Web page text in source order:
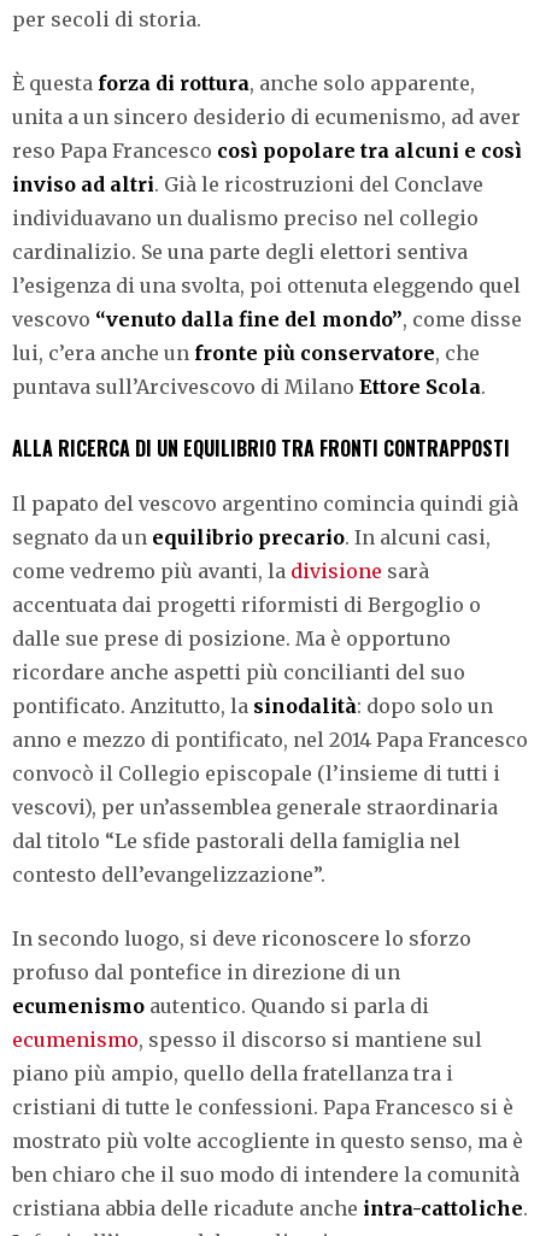
per secoli di storia.
È questa forza di rottura, anche solo apparente,
unita a un sincero desiderio di ecumenismo, ad aver
reso Papa Francesco così popolare tra alcuni e così
inviso ad altri. Già le ricostruzioni del Conclave
individuavano un dualismo preciso nel collegio
cardinalizio. Se una parte degli elettori sentiva
l’esigenza di una svolta, poi ottenuta eleggendo quel
vescovo “venuto dalla fine del mondo”, come disse
lui, c’era anche un fronte più conservatore, che
puntava sull’Arcivescovo di Milano Ettore Scola.
ALLA RICERCA DI UN EQUILIBRIO TRA FRONTI CONTRAPPOSTI
Il papato del vescovo argentino comincia quindi già
segnato da un equilibrio precario. In alcuni casi,
come vedremo più avanti, la divisione sarà
accentuata dai progetti riformisti di Bergoglio o
dalle sue prese di posizione. Ma è opportuno
ricordare anche aspetti più concilianti del suo
pontificato. Anzitutto, la sinodalità: dopo solo un
anno e mezzo di pontificato, nel 2014 Papa Francesco
convocò il Collegio episcopale (l’insieme di tutti i
vescovi), per un’assemblea generale straordinaria
dal titolo “Le sfide pastorali della famiglia nel
contesto dell’evangelizzazione”.
In secondo luogo, si deve riconoscere lo sforzo
profuso dal pontefice in direzione di un
ecumenismo autentico. Quando si parla di
ecumenismo, spesso il discorso si mantiene sul
piano più ampio, quello della fratellanza tra i
cristiani di tutte le confessioni. Papa Francesco si è
mostrato più volte accogliente in questo senso, ma è
ben chiaro che il suo modo di intendere la comunità
cristiana abbia delle ricadute anche intra-cattoliche.